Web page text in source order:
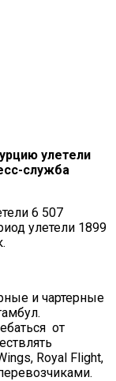
улетели
служба
6 507
улетели 1899
и чартерные
от
Royal Flight,